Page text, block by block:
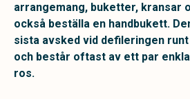
arrangemang, buketter, kransar
också beställa en handbukett.
sista avsked vid defileringen
och består oftast av ett par
ros.